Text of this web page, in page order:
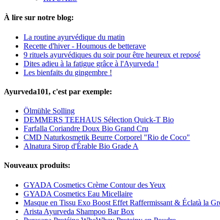
À lire sur notre blog:
La routine ayurvédique du matin
Recette d'hiver - Houmous de betterave
9 rituels ayurvédiques du soir pour être heureux et reposé
Dites adieu à la fatigue grâce à l'Ayurveda !
Les bienfaits du gingembre !
Ayurveda101, c'est par exemple:
Ölmühle Solling
DEMMERS TEEHAUS Sélection Quick-T Bio
Farfalla Coriandre Doux Bio Grand Cru
CMD Naturkosmetik Beurre Corporel "Rio de Coco"
Alnatura Sirop d'Érable Bio Grade A
Nouveaux produits:
GYADA Cosmetics Crème Contour des Yeux
GYADA Cosmetics Eau Micellaire
Masque en Tissu Exo Boost Effet Raffermissant & Éclatà la
Arista Ayurveda Shampoo Bar Box